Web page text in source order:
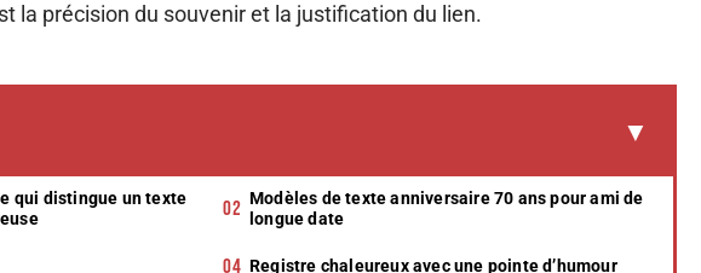
la précision du souvenir et la justification du lien.
qui distingue un texte
Modèles de texte anniversaire 70 ans pour ami de
longue date
Registre chaleureux avec une pointe d’humour